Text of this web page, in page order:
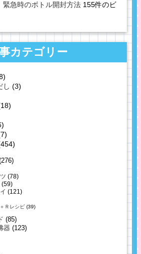
緊急時のボトル開封方法 155件のビ
カテゴリー
し (3)
(78)
(59)
(121)
＋Ｒレシピ (39)
(85)
器 (123)